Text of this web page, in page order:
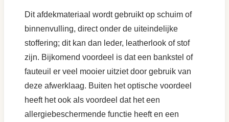
Dit afdekmateriaal wordt gebruikt op schuim of
binnenvulling, direct onder de uiteindelijke
stoffering; dit kan dan leder, leatherlook of stof
zijn. Bijkomend voordeel is dat een bankstel of
fauteuil er veel mooier uitziet door gebruik van
deze afwerklaag. Buiten het optische voordeel
heeft het ook als voordeel dat het een
allergiebeschermende functie heeft en een